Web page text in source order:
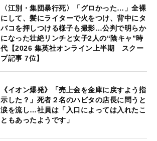
〈江別・集団暴行死〉「グロかった…」全裸
にして、髪にライターで火をつけ、背中にタ
バコを押しつける様子も撮影…公判で明らか
になった壮絶リンチと女子2人の“陰キャ”時
代【2026 集英社オンライン上半期 スクー
プ記事 7位】
《イオン爆発》「売上金を金庫に戻すよう指
示した？」死者２名のハビタの店長に問うと
涙を流し…社員は「入口によっては入れたこ
ともあったようです」